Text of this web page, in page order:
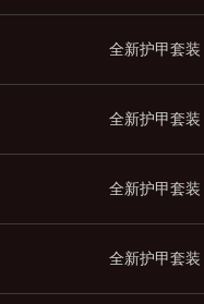
全新护甲套装
全新护甲套装
全新护甲套装
全新护甲套装